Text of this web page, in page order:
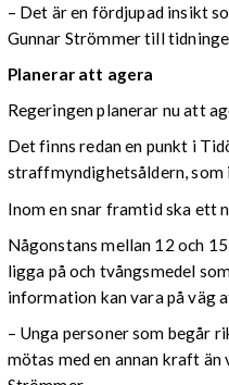
– Det är en fördjupad insikt
Gunnar Strömmer till
Planerar att agera
Regeringen planerar nu att
Det finns redan en punkt i
straffmyndighetsåldern, som
Inom en snar framtid ska ett
Någonstans mellan 12 och
ligga på och tvångsmedel
information kan vara på väg
– Unga personer som begår
mötas med en annan kraft än